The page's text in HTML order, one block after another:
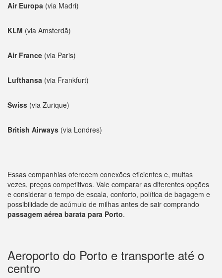
Air Europa (via Madri)
KLM (via Amsterdã)
Air France (via Paris)
Lufthansa (via Frankfurt)
Swiss (via Zurique)
British Airways (via Londres)
Essas companhias oferecem conexões eficientes e, muitas
vezes, preços competitivos. Vale comparar as diferentes opções
e considerar o tempo de escala, conforto, política de bagagem e
possibilidade de acúmulo de milhas antes de sair comprando
passagem aérea barata para Porto.
Aeroporto do Porto e transporte até o
centro